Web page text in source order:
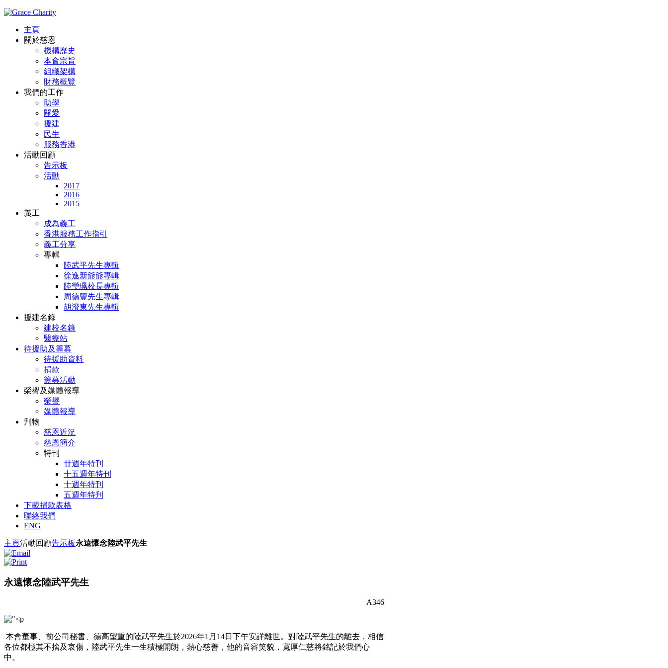
主頁
關於慈恩
機構歷史
本會宗旨
組織架構
財務概覽
我們的工作
助學
關愛
援建
民生
服務香港
活動回顧
告示板
活動
2017
2016
2015
義工
成為義工
香港服務工作指引
義工分享
專輯
陸武平先生專輯
徐逸新爺爺專輯
陸瑩珮校長專輯
周德豐先生專輯
胡澄東先生專輯
援建名錄
建校名錄
醫療站
待援助及籌募
待援助資料
捐款
籌募活動
榮譽及媒體報導
榮譽
媒體報導
刋物
慈恩近況
慈恩簡介
特刊
廿週年特刊
十五週年特刊
十週年特刊
五週年特刋
下載捐款表格
聯絡我們
ENG
主頁活動回顧告示板永遠懷念陸武平先生
永遠懷念陸武平先生
A346
本會董事、前公司秘書、德高望重的陸武平先生於2026年1月14日下午安詳離世。對陸武平先生的離去，相信
各位都極其不捨及哀傷，陸武平先生一生積極開朗，熱心慈善，他的音容笑貌，寬厚仁慈將銘記於我們心
中。